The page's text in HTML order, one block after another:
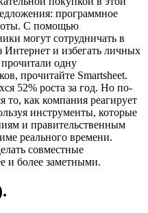
программное
С помощью
могут сотрудничать в
Интернет и избегать личных
одну
прочитайте Smartsheet.
52% роста за год. Но по-
то, как компания реагирует
инструменты, которые
и правительственным
реального времени.
совместные
и более заметными.